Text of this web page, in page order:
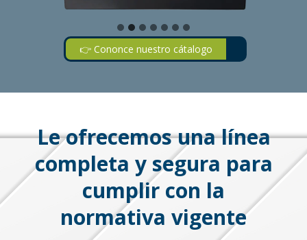
👉 Cononce nuestro cátalogo
Le ofrecemos una línea
completa y segura para
cumplir con la
normativa vigente